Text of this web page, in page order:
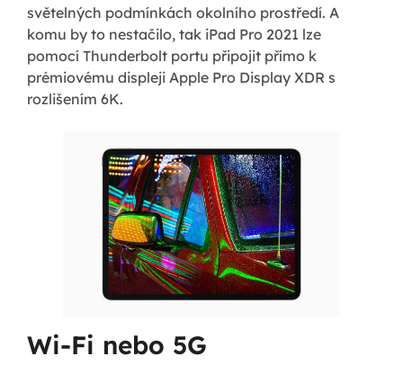
světelných podmínkách okolního prostředí. A
komu by to nestačilo, tak iPad Pro 2021 lze
pomocí Thunderbolt portu připojit přímo k
prémiovému displeji Apple Pro Display XDR s
rozlišením 6K.
Wi-Fi nebo 5G